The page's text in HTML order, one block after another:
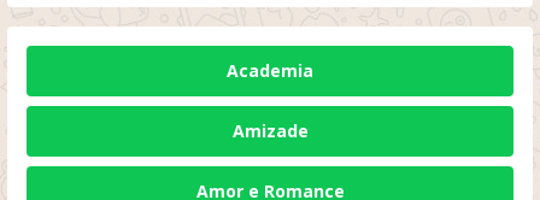
Academia
Amizade
Amor e Romance